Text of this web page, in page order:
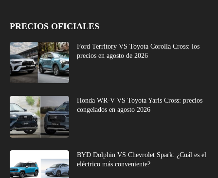
PRECIOS OFICIALES
Ford Territory VS Toyota Corolla Cross: los
precios en agosto de 2026
Honda WR-V VS Toyota Yaris Cross: precios
congelados en agosto 2026
BYD Dolphin VS Chevrolet Spark: ¿Cuál es el
eléctrico más conveniente?